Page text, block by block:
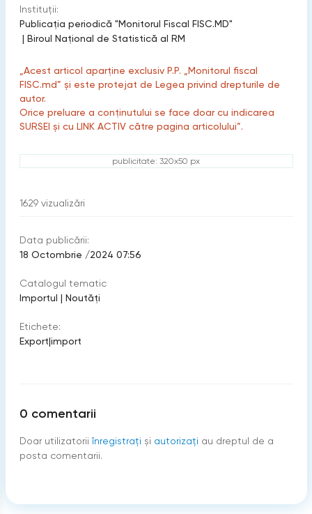
Instituții:
Publicaţia periodică "Monitorul Fiscal FISC.MD"
| Biroul Naţional de Statistică al RM
„Acest articol aparține exclusiv P.P. „Monitorul fiscal
FISC.md” și este protejat de Legea privind drepturile de
autor.
Orice preluare a conținutului se face doar cu indicarea
SURSEI și cu LINK ACTIV către pagina articolului”.
publicitate: 320x50 px
1629 vizualizări
Data publicării:
18 Octombrie /2024 07:56
Catalogul tematic
Importul | Noutăți
Etichete:
Export|import
0 comentarii
Doar utilizatorii înregistraţi şi autorizați au dreptul de a
posta comentarii.